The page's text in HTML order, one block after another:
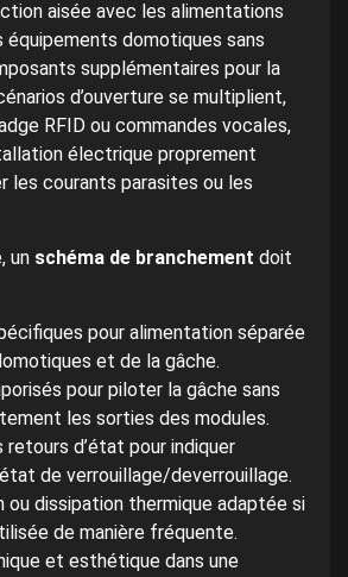
aisée avec les alimentations
équipements domotiques sans
supplémentaires pour la
d’ouverture se multiplient,
RFID ou commandes vocales,
électrique proprement
les courants parasites ou les
un schéma de branchement doit
pour alimentation séparée
et de la gâche.
pour piloter la gâche sans
les sorties des modules.
retours d’état pour indiquer
de verrouillage/deverrouillage.
ou dissipation thermique adaptée si
de manière fréquente.
et esthétique dans une